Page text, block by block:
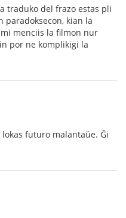
traduko del frazo estas pli
paradoksecon, kian la
menciis la filmon nur
por ne komplikigi la
futuro malantaŭe. Ĝi